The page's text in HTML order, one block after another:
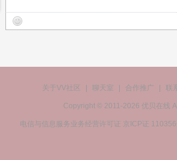
关于VV社区 聊天室 合作推广 联
Copyright © 2011-2026 优贝在线
电信与信息服务业务经营许可证 京ICP证